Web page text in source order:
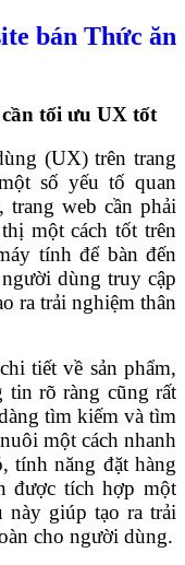
bán Thức ăn
tối ưu UX tốt
(UX) trên trang
số yếu tố quan
web cần phải
một cách tốt trên
tính để bàn đến
dùng truy cập
ra trải nghiệm thân
tiết về sản phẩm,
tin rõ ràng cũng rất
tìm kiếm và tìm
một cách nhanh
tính năng đặt hàng
được tích hợp một
này giúp tạo ra trải
cho người dùng.